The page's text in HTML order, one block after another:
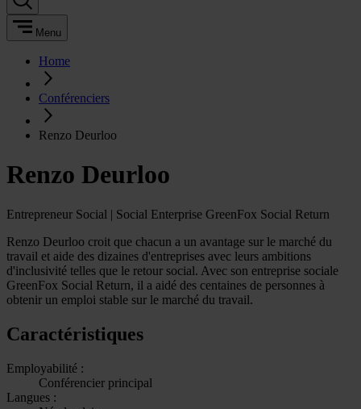
Menu
Home
Conférenciers
Renzo Deurloo
Renzo Deurloo
Entrepreneur Social | Social Enterprise GreenFox Social Return
Renzo Deurloo croit que chacun a un avantage sur le marché du
travail et aide des dizaines d'entreprises avec leurs ambitions
d'inclusivité telles que le retour social. Avec son entreprise sociale
GreenFox Social Return, il a aidé des centaines de personnes à
obtenir un emploi stable sur le marché du travail.
Caractéristiques
Employabilité :
Conférencier principal
Langues :